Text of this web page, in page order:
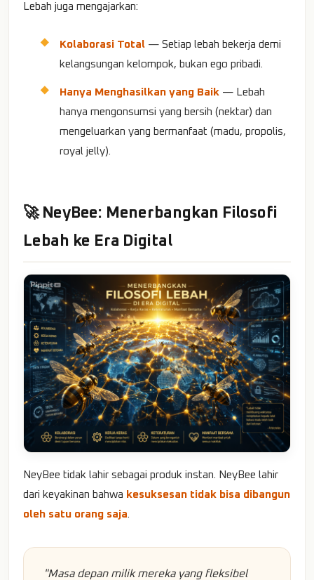
Lebah juga mengajarkan:
Kolaborasi Total — Setiap lebah bekerja demi
kelangsungan kelompok, bukan ego pribadi.
Hanya Menghasilkan yang Baik — Lebah
hanya mengonsumsi yang bersih (nektar) dan
mengeluarkan yang bermanfaat (madu, propolis,
royal jelly).
🚀 NeyBee: Menerbangkan Filosofi
Lebah ke Era Digital
NeyBee tidak lahir sebagai produk instan. NeyBee lahir
dari keyakinan bahwa kesuksesan tidak bisa dibangun
oleh satu orang saja
"Masa depan milik mereka yang fleksibel